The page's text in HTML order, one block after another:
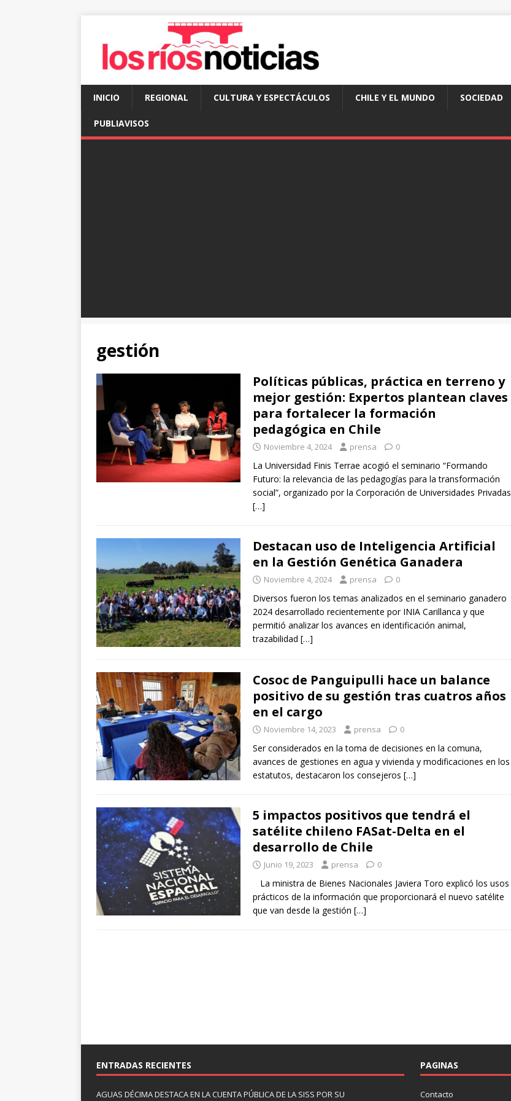
INICIO REGIONAL CULTURA Y ESPECTÁCULOS CHILE Y EL MUNDO SOCIEDAD
PUBLIAVISOS
gestión
Políticas públicas, práctica en terreno y
mejor gestión: Expertos plantean claves
para fortalecer la formación
pedagógica en Chile
Noviembre 4, 2024 prensa 0
La Universidad Finis Terrae acogió el seminario “Formando
Futuro: la relevancia de las pedagogías para la transformación
social”, organizado por la Corporación de Universidades Privadas
[…]
Destacan uso de Inteligencia Artificial
en la Gestión Genética Ganadera
Noviembre 4, 2024 prensa 0
Diversos fueron los temas analizados en el seminario ganadero
2024 desarrollado recientemente por INIA Carillanca y que
permitió analizar los avances en identificación animal,
trazabilidad […]
Cosoc de Panguipulli hace un balance
positivo de su gestión tras cuatros años
en el cargo
Noviembre 14, 2023 prensa 0
Ser considerados en la toma de decisiones en la comuna,
avances de gestiones en agua y vivienda y modificaciones en los
estatutos, destacaron los consejeros […]
5 impactos positivos que tendrá el
satélite chileno FASat-Delta en el
desarrollo de Chile
Junio 19, 2023 prensa 0
La ministra de Bienes Nacionales Javiera Toro explicó los usos
prácticos de la información que proporcionará el nuevo satélite
que van desde la gestión […]
ENTRADAS RECIENTES
AGUAS DÉCIMA DESTACA EN LA CUENTA PÚBLICA DE LA SISS POR SU
PAGINAS
Contacto